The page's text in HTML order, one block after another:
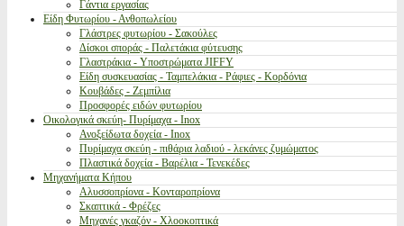
Γάντια εργασίας
Είδη Φυτωρίου - Ανθοπωλείου
Γλάστρες φυτωρίου - Σακούλες
Δίσκοι σποράς - Παλετάκια φύτευσης
Γλαστράκια - Υποστρώματα JIFFY
Είδη συσκευασίας - Ταμπελάκια - Ράφιες - Κορδόνια
Κουβάδες - Ζεμπίλια
Προσφορές ειδών φυτωρίου
Οικολογικά σκεύη- Πυρίμαχα - Inox
Ανοξείδωτα δοχεία - Inox
Πυρίμαχα σκεύη - πιθάρια λαδιού - λεκάνες ζυμώματος
Πλαστικά δοχεία - Βαρέλια - Τενεκέδες
Μηχανήματα Κήπου
Αλυσσοπρίονα - Κονταροπρίονα
Σκαπτικά - Φρέζες
Μηχανές γκαζόν - Χλοοκοπτικά